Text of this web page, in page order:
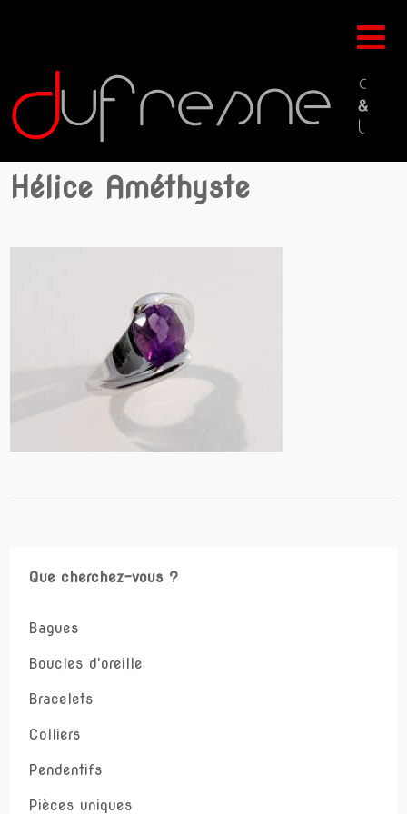
Hélice Améthyste
Que cherchez-vous ?
Bagues
Boucles d'oreille
Bracelets
Colliers
Pendentifs
Pièces uniques